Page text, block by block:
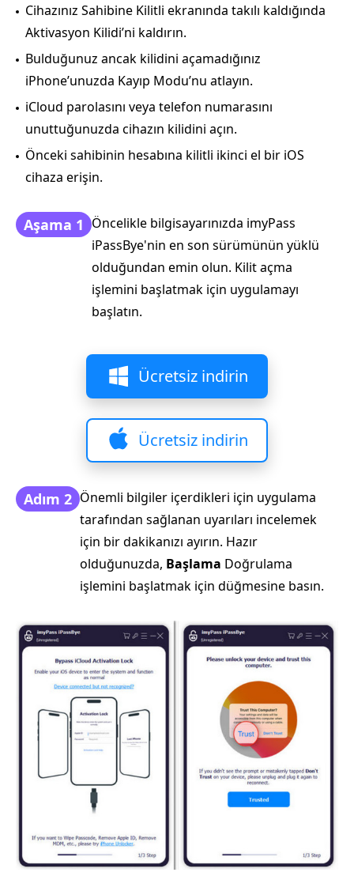
Cihazınız Sahibine Kilitli ekranında takılı kaldığında
Aktivasyon Kilidi’ni kaldırın.
Bulduğunuz ancak kilidini açamadığınız
iPhone’unuzda Kayıp Modu’nu atlayın.
iCloud parolasını veya telefon numarasını
unuttuğunuzda cihazın kilidini açın.
Önceki sahibinin hesabına kilitli ikinci el bir iOS
cihaza erişin.
Aşama 1 Öncelikle bilgisayarınızda imyPass
iPassBye'nin en son sürümünün yüklü
olduğundan emin olun. Kilit açma
işlemini başlatmak için uygulamayı
başlatın.
Ücretsiz indirin
Ücretsiz indirin
Adım 2 Önemli bilgiler içerdikleri için uygulama
tarafından sağlanan uyarıları incelemek
için bir dakikanızı ayırın. Hazır
olduğunuzda, Başlama Doğrulama
işlemini başlatmak için düğmesine basın.